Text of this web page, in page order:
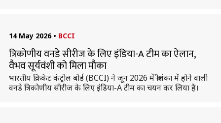
14 May 2026 • BCCI
त्रिकोणीय वनडे सीरीज के लिए इंडिया-A टीम का ऐलान,
वैभव सूर्यवंशी को मिला मौका
भारतीय क्रिकेट कंट्रोल बोर्ड (BCCI) ने जून 2026 में श्रीलंका में होने वाली
वनडे त्रिकोणीय सीरीज के लिए इंडिया-A टीम का चयन कर लिया है।